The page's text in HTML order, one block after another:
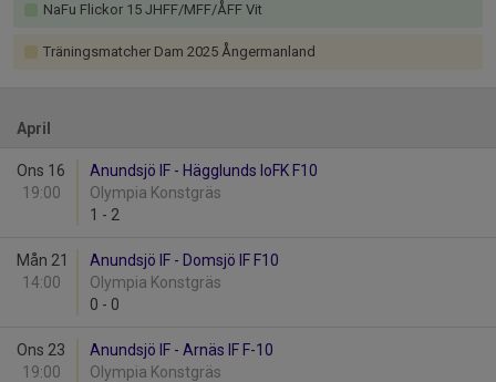
NaFu Flickor 15 JHFF/MFF/ÅFF Vit
Träningsmatcher Dam 2025 Ångermanland
April
Ons 16
19:00
Anundsjö IF - Hägglunds IoFK F10
Olympia Konstgräs
1 - 2
Mån 21
14:00
Anundsjö IF - Domsjö IF F10
Olympia Konstgräs
0 - 0
Ons 23
19:00
Anundsjö IF - Arnäs IF F-10
Olympia Konstgräs